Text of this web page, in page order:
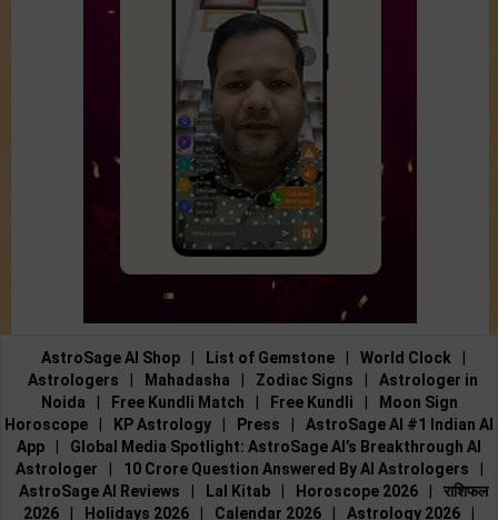
AstroSage AI Shop List of Gemstone World Clock
Astrologers
Mahadasha Zodiac Signs
Astrologer in
Noida
Free Kundli Match Free Kundli
Moon Sign
Horoscope
KP Astrology Press
AstroSage AI #1 Indian AI
App
Global Media Spotlight: AstroSage AI’s Breakthrough AI
Astrologer
10 Crore Question Answered By AI Astrologers
AstroSage AI Reviews
Lal Kitab Horoscope 2026
राशिफल
2026
Holidays 2026 Calendar 2026 Astrology 2026